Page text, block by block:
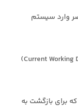
وارد سیستم
: دایرکتوری کاری (Current Working Directory)
برای بازگشت به